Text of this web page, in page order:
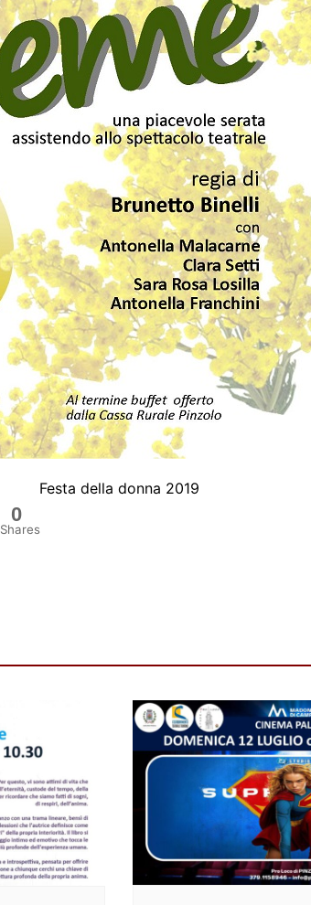
Festa della donna 2019
0
Shares